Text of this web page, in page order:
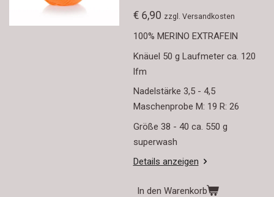
€ 6,90 zzgl. Versandkosten
100% MERINO EXTRAFEIN
Knäuel 50 g Laufmeter ca. 120
lfm
Nadelstärke 3,5 - 4,5
Maschenprobe M: 19 R: 26
Größe 38 - 40 ca. 550 g
superwash
Details anzeigen
In den Warenkorb